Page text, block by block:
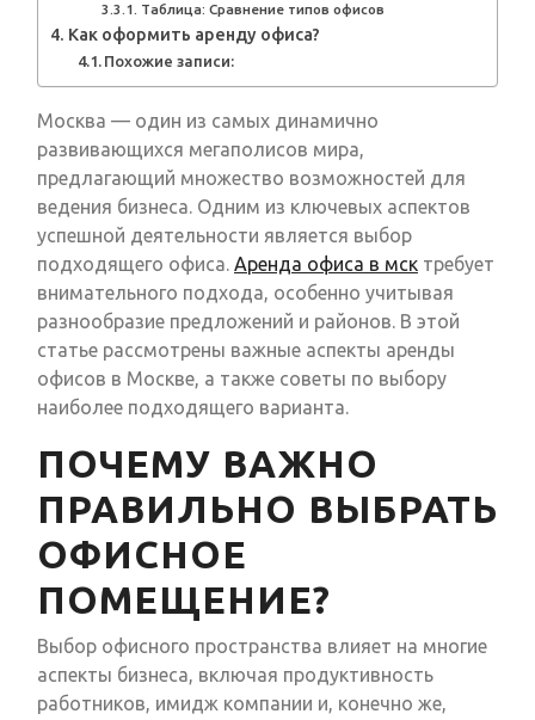
Таблица: Сравнение типов офисов
Как оформить аренду офиса?
Похожие записи:
Москва — один из самых динамично
развивающихся мегаполисов мира,
предлагающий множество возможностей для
ведения бизнеса. Одним из ключевых аспектов
успешной деятельности является выбор
подходящего офиса. Аренда офиса в мск требует
внимательного подхода, особенно учитывая
разнообразие предложений и районов. В этой
статье рассмотрены важные аспекты аренды
офисов в Москве, а также советы по выбору
наиболее подходящего варианта.
ПОЧЕМУ ВАЖНО
ПРАВИЛЬНО ВЫБРАТЬ
ОФИСНОЕ
ПОМЕЩЕНИЕ?
Выбор офисного пространства влияет на многие
аспекты бизнеса, включая продуктивность
работников, имидж компании и, конечно же,